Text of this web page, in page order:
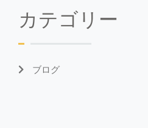
カテゴリー
ブログ